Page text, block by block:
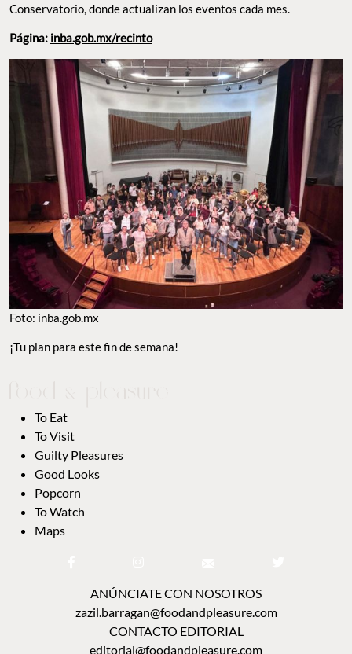
Conservatorio, donde actualizan los eventos cada mes.
Página: inba.gob.mx/recinto
Foto: inba.gob.mx
¡Tu plan para este fin de semana!
To Eat
To Visit
Guilty Pleasures
Good Looks
Popcorn
To Watch
Maps
ANÚNCIATE CON NOSOTROS
zazil.barragan@foodandpleasure.com
CONTACTO EDITORIAL
editorial@foodandpleasure.com